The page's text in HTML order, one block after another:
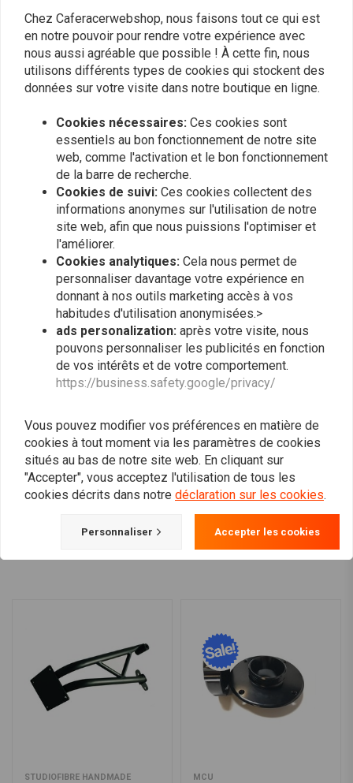
Schrauberkenntnisse und technisches
Verständnis kein Montage möglich,da keine
Anbauanleitung. keine ABE oder Gutachten.
Mfg Thomas Endres
Read more...
Verständnis
Mfg Thomas
Read more...
Produits similaires
complet de commandes
reculées
€461,43
DIXERPARTS
Pieds DUAL Avant et
Arrière pour BMW
K100/K75/K1100 Cafe
Racer Scrambler | Le Noir
€618,75
STUDIOFIBRE HANDMADE MCU
Chez Caferacerwebshop, nous faisons tout ce qui est
en notre pouvoir pour rendre votre expérience avec
nous aussi agréable que possible ! À cette fin, nous
utilisons différents types de cookies qui stockent des
données sur votre visite dans notre boutique en ligne.
Cookies nécessaires: Ces cookies sont
essentiels au bon fonctionnement de notre site
web, comme l'activation et le bon fonctionnement
de la barre de recherche.
Cookies de suivi: Ces cookies collectent des
informations anonymes sur l'utilisation de notre
site web, afin que nous puissions l'optimiser et
l'améliorer.
Cookies analytiques: Cela nous permet de
personnaliser davantage votre expérience en
donnant à nos outils marketing accès à vos
habitudes d'utilisation anonymisées.>
ads personalization: après votre visite, nous
pouvons personnaliser les publicités en fonction
de vos intérêts et de votre comportement.
https://business.safety.google/privacy/
Vous pouvez modifier vos préférences en matière de
cookies à tout moment via les paramètres de cookies
situés au bas de notre site web. En cliquant sur
"Accepter", vous acceptez l'utilisation de tous les
cookies décrits dans notre déclaration sur les cookies.
Personnaliser Accepter les cookies